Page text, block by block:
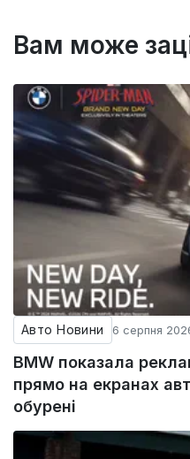
Вам може
Авто Новини 6 серпня
BMW показала
прямо на екранах
обурені